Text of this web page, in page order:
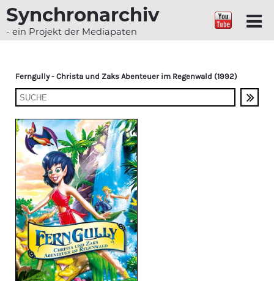
Synchronarchiv
- ein Projekt der Mediapaten
Ferngully - Christa und Zaks Abenteuer im Regenwald (1992)